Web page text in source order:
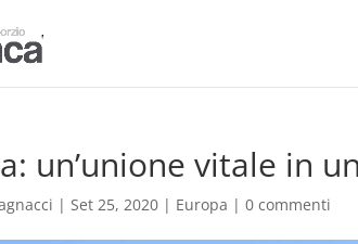
un’unione vitale in
|Set 25, 2020 | Europa |0 commenti